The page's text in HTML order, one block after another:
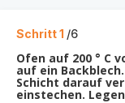
Schritt 1 /6
Ofen auf 200 ° C
auf ein
Schicht darauf
einstechen.